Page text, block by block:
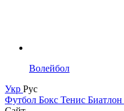
Волейбол
Укр Рус
Футбол Бокс Тенис Биатлон